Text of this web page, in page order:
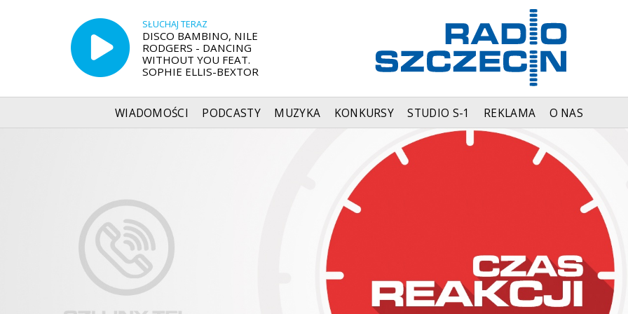
SŁUCHAJ TERAZ
DISCO BAMBINO, NILE
RODGERS - DANCING
WITHOUT YOU FEAT.
SOPHIE ELLIS-BEXTOR
WIADOMOŚCI PODCASTY MUZYKA KONKURSY STUDIO S-1 REKLAMA O NAS